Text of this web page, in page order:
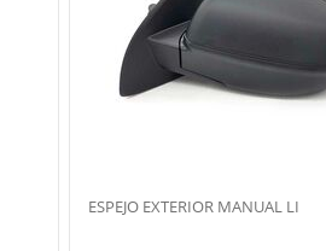
ESPEJO EXTERIOR MANUAL LI